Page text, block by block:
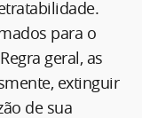
para o
geral, as
extinguir
de sua